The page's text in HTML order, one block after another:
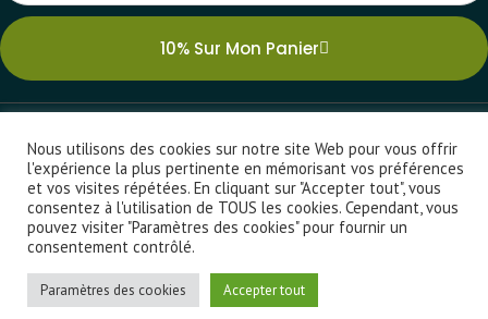
10% Sur Mon Panier
Accueil Boutique F.A.Q Contact C.G.V. Confidentialité
Réalisé Par L'agence France Logo© | Contactez L'agence Ici
Nous utilisons des cookies sur notre site Web pour vous offrir
l'expérience la plus pertinente en mémorisant vos préférences
et vos visites répétées. En cliquant sur "Accepter tout", vous
consentez à l'utilisation de TOUS les cookies. Cependant, vous
pouvez visiter "Paramètres des cookies" pour fournir un
consentement contrôlé.
Paramètres des cookies Accepter tout